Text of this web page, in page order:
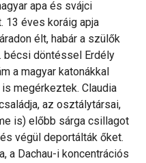
apa és svájci
13 éves koráig apja
élt, habár a szülők
bécsi döntéssel Erdély
a magyar katonákkal
megérkeztek. Claudia
az osztálytársai,
is) előbb sárga csillagot
végül deportálták őket.
a Dachau-i koncentrációs